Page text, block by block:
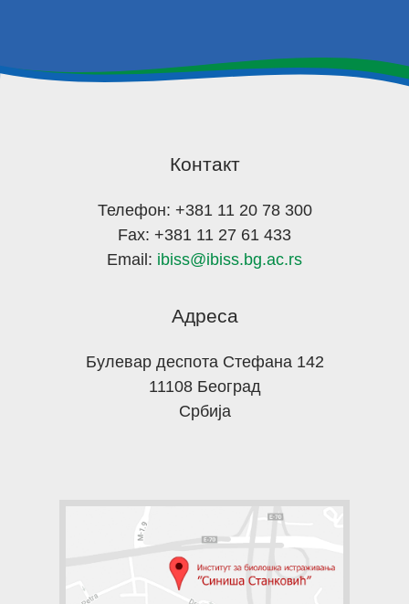
Контакт
Телефон: +381 11 20 78 300
Fax: +381 11 27 61 433
Email: ibiss@ibiss.bg.ac.rs
Адреса
Булевар деспота Стефана 142
11108 Београд
Србија